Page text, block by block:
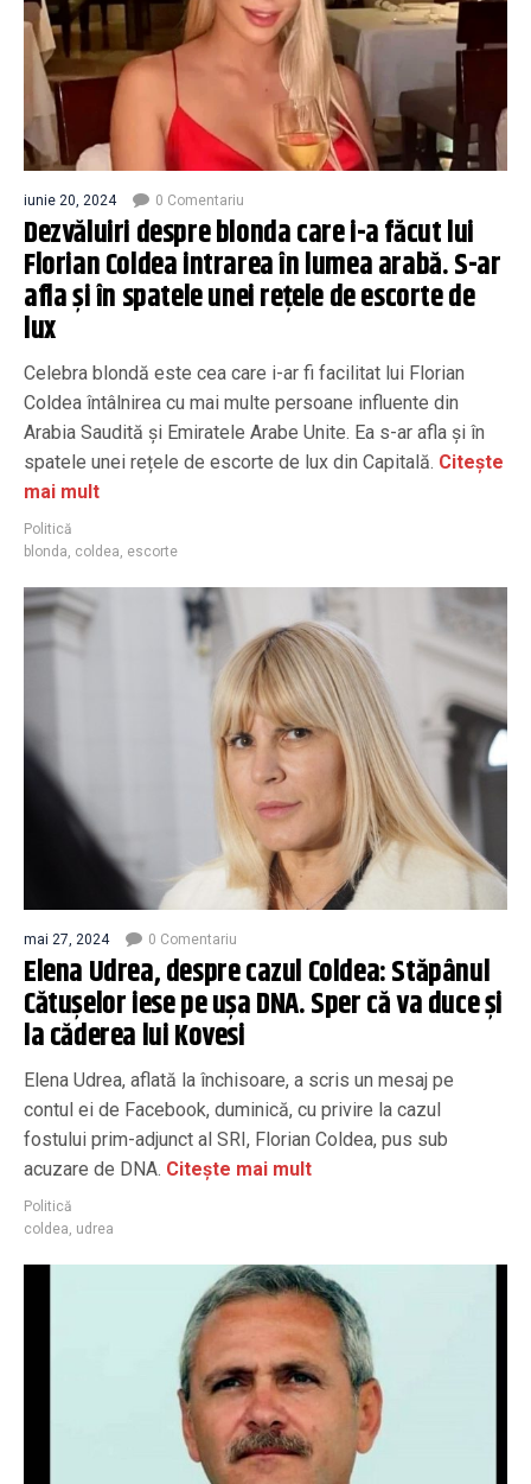
iunie 20, 2024 0 Comentariu
Dezvăluiri despre blonda care i-a făcut lui
Florian Coldea intrarea în lumea arabă. S-ar
afla și în spatele unei rețele de escorte de
lux
Celebra blondă este cea care i-ar fi facilitat lui Florian
Coldea întâlnirea cu mai multe persoane influente din
Arabia Saudită și Emiratele Arabe Unite. Ea s-ar afla și în
spatele unei rețele de escorte de lux din Capitală. Citește
mai mult
Politică
blonda, coldea, escorte
mai 27, 2024 0 Comentariu
Elena Udrea, despre cazul Coldea: Stăpânul
Cătușelor iese pe ușa DNA. Sper că va duce și
la căderea lui Kovesi
Elena Udrea, aflată la închisoare, a scris un mesaj pe
contul ei de Facebook, duminică, cu privire la cazul
fostului prim-adjunct al SRI, Florian Coldea, pus sub
acuzare de DNA. Citește mai mult
Politică
coldea, udrea